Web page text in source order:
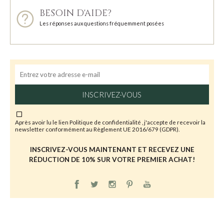
BESOIN D'AIDE?
Les réponses aux questions fréquemment posées
INSCRIVEZ-VOUS
Après avoir lu le lien Politique de confidentialité , j'accepte de recevoir la
newsletter conformément au Règlement UE 2016/679 (GDPR).
INSCRIVEZ-VOUS MAINTENANT ET RECEVEZ UNE
RÉDUCTION DE 10% SUR VOTRE PREMIER ACHAT!